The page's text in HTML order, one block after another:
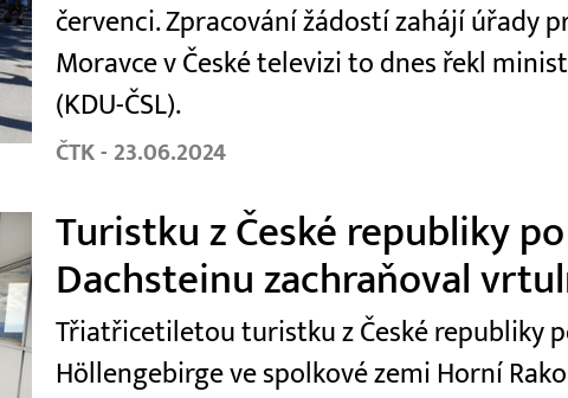
červenci. Zpracování žádostí zahájí úřady
Moravce v České televizi to dnes řekl
(KDU-ČSL).
ČTK - 23.06.2024
Turistku z České republiky
Dachsteinu zachraňoval
Třiatřicetiletou turistku z České republiky
Höllengebirge ve spolkové zemi Horní